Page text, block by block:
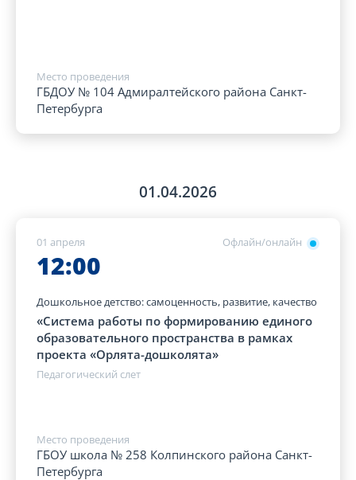
Место проведения
ГБДОУ № 104 Адмиралтейского района Санкт-
Петербурга
01.04.2026
Офлайн/онлайн
01 апреля
12:00
Дошкольное детство: самоценность, развитие, качество
«Система работы по формированию единого
образовательного пространства в рамках
проекта «Орлята-дошколята»
Педагогический слет
Место проведения
ГБОУ школа № 258 Колпинского района Санкт-
Петербурга